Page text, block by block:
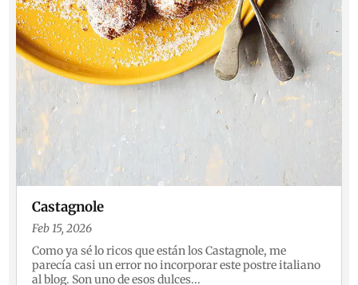
Castagnole
Feb 15, 2026
Como ya sé lo ricos que están los Castagnole, me
parecía casi un error no incorporar este postre italiano
al blog. Son uno de esos dulces...